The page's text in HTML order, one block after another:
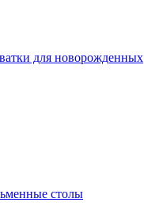
для новорожденных
столы